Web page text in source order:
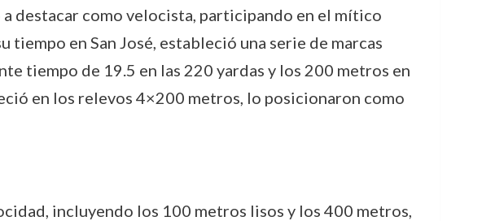
destacar como velocista, participando en el mítico
en San José, estableció una serie de marcas
tiempo de 19.5 en las 220 yardas y los 200 metros en
en los relevos 4×200 metros, lo posicionaron como
incluyendo los 100 metros lisos y los 400 metros,